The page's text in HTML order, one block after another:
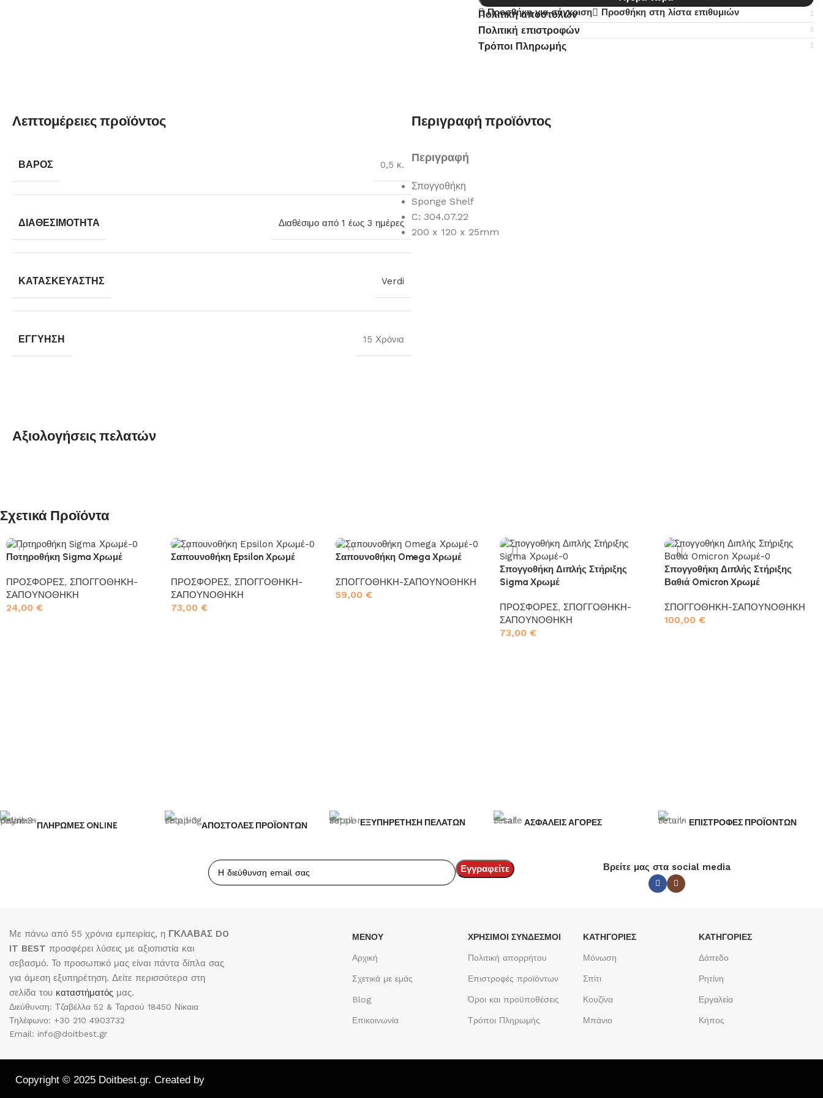
Προσθήκη για σύγκριση
Προσθήκη στη λίστα επιθυμιών
Πολιτική αποστολών
Πολιτική επιστροφών
Τρόποι Πληρωμής
Λεπτομέρειες προϊόντος
ΒΆΡΟΣ 0,5 κ.
ΔΙΑΘΕΣΙΜΌΤΗΤΑ Διαθέσιμο από 1 έως 3 ημέρες
ΚΑΤΑΣΚΕΥΑΣΤΉΣ Verdi
ΕΓΓΎΗΣΗ 15 Χρόνια
Περιγραφή προϊόντος
Περιγραφή
Σπογγοθήκη
Sponge Shelf
C: 304.07.22
200 x 120 x 25mm
Αξιολογήσεις πελατών
Σχετικά Προϊόντα
Ποτηροθήκη Sigma Χρωμέ
ΠΡΟΣΦΟΡΕΣ, ΣΠΟΓΓΟΘΗΚΗ-
ΣΑΠΟΥΝΟΘΗΚΗ
24,00 €
Σαπουνοθήκη Epsilon Χρωμέ
ΠΡΟΣΦΟΡΕΣ, ΣΠΟΓΓΟΘΗΚΗ-
ΣΑΠΟΥΝΟΘΗΚΗ
73,00 €
Σαπουνοθήκη Omega Χρωμέ
ΣΠΟΓΓΟΘΗΚΗ-ΣΑΠΟΥΝΟΘΗΚΗ
59,00 €
Σπογγοθήκη Διπλής Στήριξης
Sigma Χρωμέ
ΠΡΟΣΦΟΡΕΣ,ΣΠΟΓΓΟΘΗΚΗ-
ΣΑΠΟΥΝΟΘΗΚΗ
73,00€
Σπογγοθήκη Διπλής Στήριξης
Βαθιά Omicron Χρωμέ
ΣΠΟΓΓΟΘΗΚΗ-ΣΑΠΟΥΝΟΘΗΚΗ
100,00€
ΠΛΗΡΩΜΕΣ ONLINE ΑΠΟΣΤΟΛΕΣ ΠΡΟΪΟΝΤΩΝ ΕΞΥΠΗΡΕΤΗΣΗ ΠΕΛΑΤΩΝ ΑΣΦΑΛΕΙΣ ΑΓΟΡΕΣ ΕΠΙΣΤΡΟΦΕΣ ΠΡΟΪΟΝΤΩΝ
Βρείτε μας στα social media
Με πάνω από 55 χρόνια εμπειρίας, η ΓΚΛΑΒΑΣ DO
IT BEST προσφέρει λύσεις με αξιοπιστία και
σεβασμό. Το προσωπικό μας είναι πάντα δίπλα σας
για άμεση εξυπηρέτηση. Δείτε περισσότερα στη
σελίδα του καταστήματός μας.
Διεύθυνση: Τζαβέλλα 52 & Ταρσού 18450 Νίκαια
Τηλέφωνο: +30 210 4903732
Email: info@doitbest.gr
ΜΕΝΟΥ
Αρχική
Σχετικά με εμάς
Blog
Επικοινωνία
ΧΡΉΣΙΜΟΙ ΣΎΝΔΕΣΜΟΙ
Πολιτική απορρήτου
Επιστροφές προϊόντων
Όροι και προϋποθέσεις
Τρόποι Πληρωμής
ΚΑΤΗΓΟΡΙΕΣ
Μόνωση
Σπίτι
Κουζίνα
Μπάνιο
ΚΑΤΗΓΟΡΙΕΣ
Δάπεδο
Ρητίνη
Εργαλεία
Κήπος
Copyright © 2025 Doitbest.gr. Created by